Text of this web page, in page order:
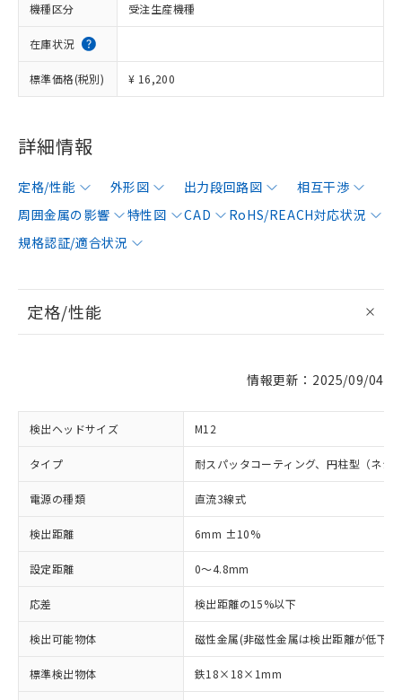
機種区分 受注生産機種
在庫状況
標準価格(税別) ¥ 16,200
詳細情報
定格/性能 外形図 出力段回路図
相互干渉
周囲金属の影響
特性図 CAD
RoHS/REACH対応状況
規格認証/適合状況
定格/性能
情報更新：2025/09/04
検出ヘッドサイズ M12
タイプ 耐スパッタコーティング、円柱型（ネジ
電源の種類 直流3線式
検出距離 6mm ±10%
設定距離 0～4.8mm
応差 検出距離の15%以下
検出可能物体 磁性金属(非磁性金属は検出距離が低下し
標準検出物体 鉄18×18×1mm